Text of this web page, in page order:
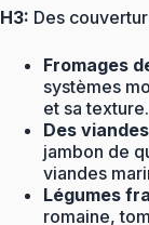
H3: Des
Fromages
systèmes
et sa texture.
Des
jambon de
viandes
Légumes
romaine,